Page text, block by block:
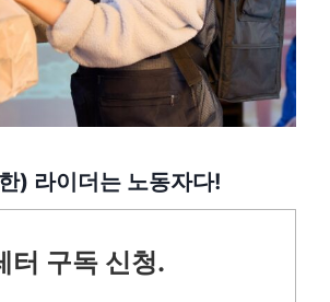
) 라이더는 노동자다!
터 구독 신청.